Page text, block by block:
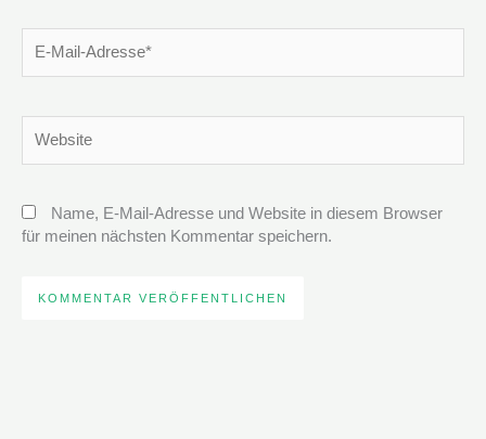
Mail-
Name, E-Mail-Adresse und Website in diesem Browser
für meinen nächsten Kommentar speichern.